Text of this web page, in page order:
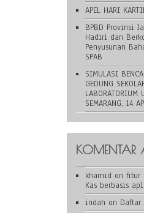
APEL HARI
BPBD Provinsi
Hadiri dan
Penyusunan
SPAB
SIMULASI
GEDUNG
LABORATORIUM
SEMARANG, 14
KOMENTAR
khamid on fitur
Kas berbasis
indah on Daftar